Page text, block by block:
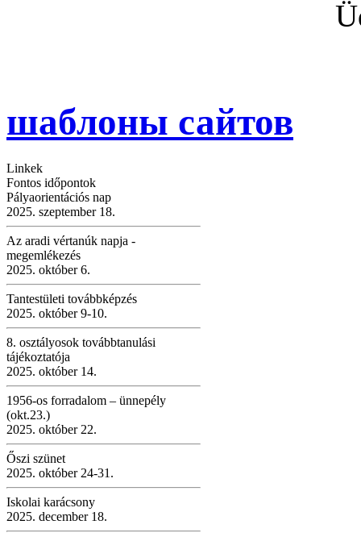
Üdvözlettel:
шаблоны сайтов
Linkek
Fontos időpontok
Pályaorientációs nap
2025. szeptember 18.
Az aradi vértanúk napja -
megemlékezés
2025. október 6.
Tantestületi továbbképzés
2025. október 9-10.
8. osztályosok továbbtanulási
tájékoztatója
2025. október 14.
1956-os forradalom – ünnepély
(okt.23.)
2025. október 22.
Őszi szünet
2025. október 24-31.
Iskolai karácsony
2025. december 18.